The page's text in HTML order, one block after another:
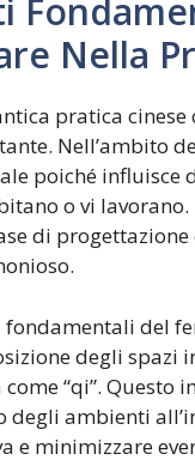
Nella
pratica
Nell’ambito
poiché influisce
o vi
di
del
degli spazi
come “qi”.
degli ambienti
e minimizzare